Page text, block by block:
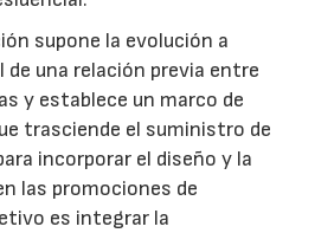
supone la evolución a
de una relación previa entre
y establece un marco de
trasciende el suministro de
incorporar el diseño y la
las promociones de
es integrar la